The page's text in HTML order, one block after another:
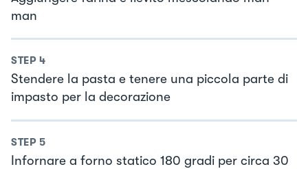
man
STEP 4
Stendere la pasta e tenere una piccola parte di
impasto per la decorazione
STEP 5
Infornare a forno statico 180 gradi per circa 30